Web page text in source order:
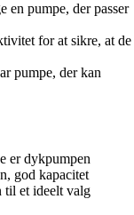
pumpe, der passer
for at sikre, at de
pumpe, der kan
er dykpumpen
god kapacitet
til et ideelt valg